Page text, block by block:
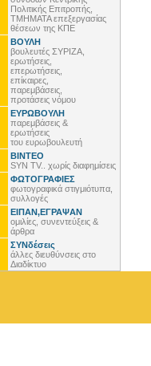
Πολιτικής Επιτροπής,
ΤΜΗΜΑΤΑ επεξεργασίας
θέσεων της ΚΠΕ
ΒΟΥΛΗ
βουλευτές ΣΥΡΙΖΑ,
ερωτήσεις,
επερωτήσεις,
επίκαιρες,
παρεμβάσεις,
προτάσεις νόμου
ΕΥΡΩΒΟΥΛΗ
παρεμβάσεις &
ερωτήσεις
του ευρωβουλευτή
ΒΙΝΤΕΟ
SYN TV.. χωρίς διαφημίσεις
ΦΩΤΟΓΡΑΦΙΕΣ
φωτογραφικά στιγμιότυπα,
συλλογές
ΕΙΠΑΝ,ΕΓΡΑΨΑΝ
ομιλίες, συνεντεύξεις &
άρθρα
ΣΥΝδέσεις
άλλες διευθύνσεις στο
Διαδίκτυο